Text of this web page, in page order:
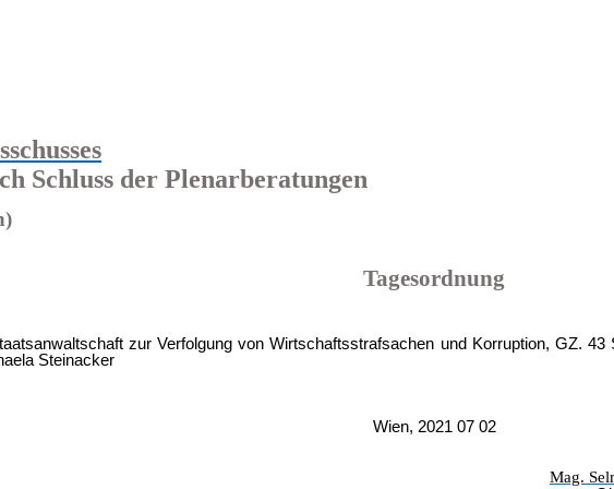
Schluss der Plenarberatungen
Tagesordnung
zur Verfolgung von Wirtschaftsstrafsachen und Korruption, GZ.
Steinacker
Wien, 2021 07 02
Mag.